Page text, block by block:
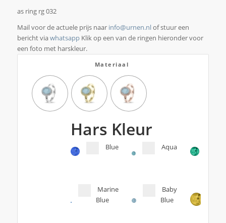
as ring rg 032
Mail voor de actuele prijs naar info@urnen.nlof stuur een
bericht viawhatsappKlik op een van de ringen hieronder voor
een foto met harskleur.
Materiaal
Hars Kleur
Blue Aqua
Marine
Blue
Baby
Blue